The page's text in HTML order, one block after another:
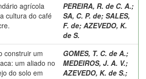
agrícola
cultura do café
PEREIRA, R. de C. A.;
SA, C. P. de; SALES,
F. de; AZEVEDO, K.
de S.
construir um
um aliado no
do solo em
GOMES, T. C. de A.;
MEDEIROS, J. A. V.;
AZEVEDO, K. de S.;